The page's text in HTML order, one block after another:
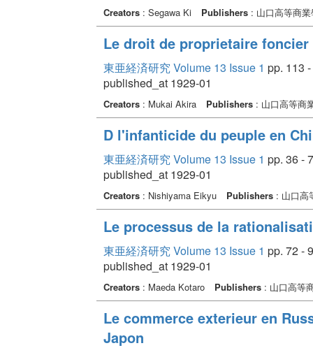
Creators: Segawa Ki Publishers: 山口高等商業
Le droit de proprietaire
東亜経済研究 Volume 13 Issue 1 pp. 113
published_at 1929-01
Creators: Mukai Akira Publishers: 山口高等商
D l'infanticide du peuple en
東亜経済研究 Volume 13 Issue 1 pp. 36 -
published_at 1929-01
Creators: Nishiyama Eikyu Publishers: 山口高
Le processus de la
東亜経済研究 Volume 13 Issue 1 pp. 72 -
published_at 1929-01
Creators: Maeda Kotaro Publishers: 山口高等
Le commerce exterieur en
Japon